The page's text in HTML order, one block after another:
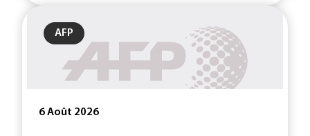
AFP
6 Août 2026